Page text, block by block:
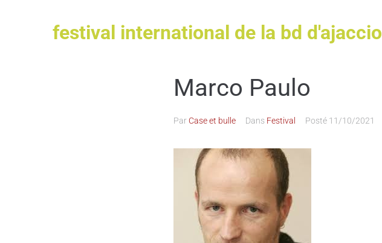
festival international de la bd d'ajaccio
Marco Paulo
Par Case et bulle Dans Festival Posté 11/10/2021